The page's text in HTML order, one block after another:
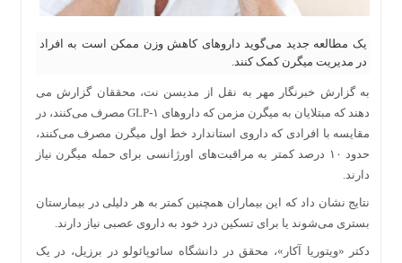
یک مطالعه جدید می‌گوید داروهای کاهش وزن ممکن است به افراد
در مدیریت میگرن کمک کنند.
به گزارش خبرنگار مهر به نقل از مدیسن نت، محققان گزارش می
دهند که مبتلایان به میگرن مزمن که داروهای GLP-۱ مصرف می‌کنند، در
مقایسه با افرادی که داروی استاندارد خط اول میگرن مصرف می‌کنند،
حدود ۱۰ درصد کمتر به مراقبت‌های اورژانسی برای حمله میگرن نیاز
دارند.
نتایج نشان داد که این بیماران همچنین کمتر به هر دلیلی در بیمارستان
بستری می‌شوند یا برای تسکین درد خود به داروی عصبی نیاز دارند.
دکتر «ویتوریا آکار»، محقق در دانشگاه سائوپائولو در برزیل، در یک